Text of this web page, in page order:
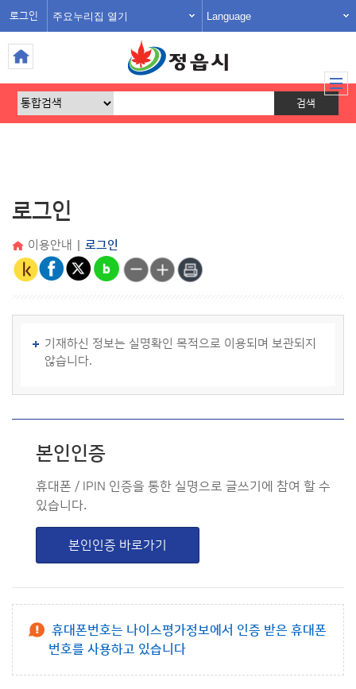
주요누리집 열기
로그인 Language
로그인
이용안내 로그인
기재하신 정보는 실명확인 목적으로 이용되며 보관되지
않습니다.
본인인증
휴대폰 / IPIN 인증을 통한 실명으로 글쓰기에 참여 할 수
있습니다.
본인인증 바로가기
휴대폰번호는 나이스평가정보에서 인증 받은 휴대폰
번호를 사용하고 있습니다